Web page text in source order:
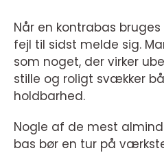
Når en kontrabas
fejl til sidst melde sig.
som noget, der virker
stille og roligt svækker
holdbarhed.
Nogle af de mest
bas bør en tur på